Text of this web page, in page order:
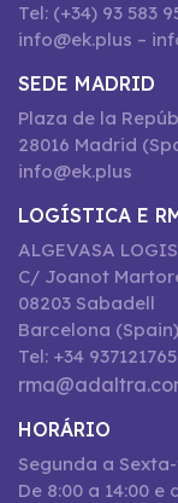
Tel: (+34) 93 583
info@ek.plus –
SEDE MADRID
Plaza de la
28016 Madrid
info@ek.plus
LOGÍSTICA E
ALGEVASA
C/ Joanot
08203 Sabadell
Barcelona (Spain)
Tel: +34 937121765
HORÁRIO
Segunda a
De 8:00 a 14:00 e